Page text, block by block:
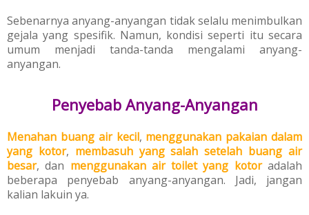
Sebenarnya anyang-anyangan tidak selalu menimbulkan
gejala yang spesifik. Namun, kondisi seperti itu secara
umum menjadi tanda-tanda mengalami anyang-
anyangan.
Penyebab Anyang-Anyangan
Menahan buang air kecil, menggunakan pakaian dalam
yang kotor, membasuh yang salah setelah buang air
besar, dan menggunakan airtoilet yang kotoradalah
beberapa penyebab anyang-anyangan. Jadi, jangan
kalian lakuin ya.